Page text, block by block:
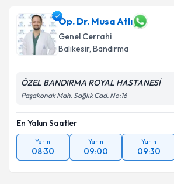
takvim hazırlandığında e-posta ile
E-posta Adresiniz
Kişisel verilerimin işlenmesine
Metni'ni okudum ve kişisel
kapsamda işlenmesini kabul
Takvim Talebini
Op. Dr. Musa Atlı
Genel Cerrahi
Balıkesir, Bandırma
ÖZEL BANDIRMA ROYAL HASTANESİ
Paşakonak Mah. Sağlık Cad. No:16
En Yakın Saatler
Yarın
08:30
Yarın
09:00
Yarın
09:30